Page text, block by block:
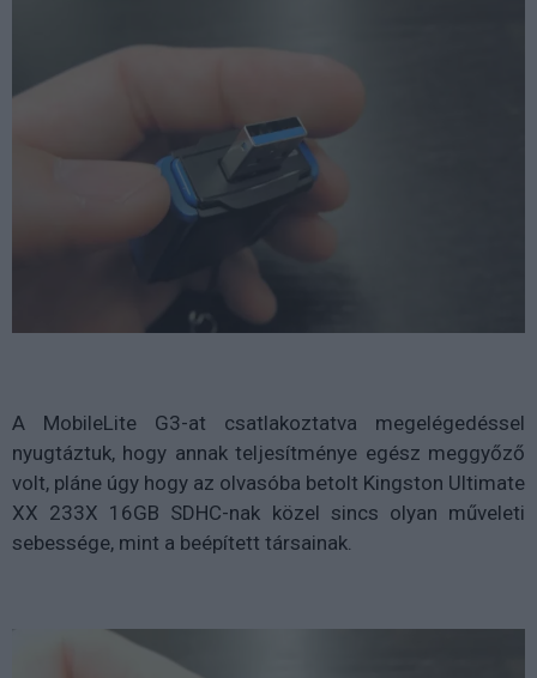
A MobileLite G3-at csatlakoztatva megelégedéssel
nyugtáztuk, hogy annak teljesítménye egész meggyőző
volt, pláne úgy hogy az olvasóba betolt Kingston Ultimate
XX 233X 16GB SDHC-nak közel sincs olyan műveleti
sebessége, mint a beépített társainak.